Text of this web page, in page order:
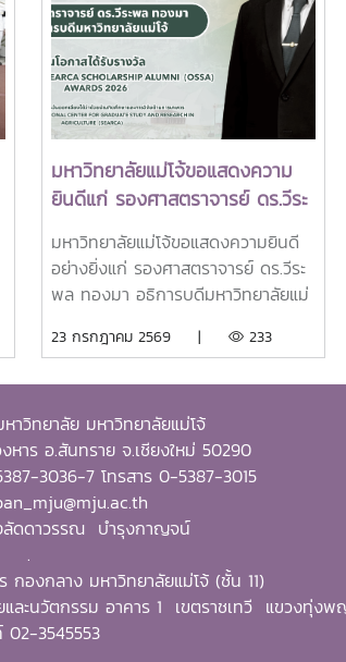
มหาวิทยาลัยแม่โจ้ขอแสดงความ
ยินดีแก่ รองศาสตราจารย์ ดร.วีระ
พล ทองมา อธิการบดีมหาวิทยาลัย
แม่โจ้ ในโอกาสได้รับรางวัล
Outstanding SEARCA
Awards 2026
มหาวิทยาลัยแม่โจ้ขอแสดงความยินดี
อย่างยิ่งแก่ รองศาสตราจารย์ ดร.วีระ
พล ทองมา อธิการบดีมหาวิทยาลัยแม่
ได้รับรางวัล Outstanding SEARCA
ตะวันออกเฉียงใต้ว่าด้วยบัณฑิตศึกษา
และการวิจัยด้านการเกษตร หรือ
Southeast Asian Regional Center
for Graduate Study and Research
in Agriculture (SEARCA) นับเป็น
ศิษย์เก่าทุน SEARCA ผู้มีความสำเร็จ
โดดเด่นทางวิชาชีพ มีภาวะผู้นำ และ
สร้างคุณูปการสำคัญต่อการ
23 กรกฎาคม 2569 | 233
าวิทยาลัย มหาวิทยาลัยแม่โจ้
าร อ.สันทราย จ.เชียงใหม่ 50290
3036-7 โทรสาร 0-5387-3015
ลัดดาวรรณ บำรุงกาญจน์
.
กองกลาง มหาวิทยาลัยแม่โจ้ (ชั้น 11)
ละนวัตกรรม อาคาร 1 เขตราชเทวี แขวงทุ่ง
02-3545553